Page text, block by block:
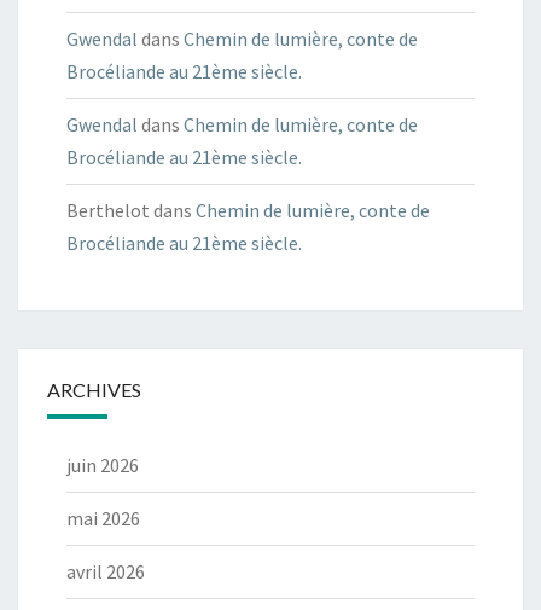
Gwendal dans Chemin de lumière, conte de
Brocéliande au 21ème siècle.
Gwendal dans Chemin de lumière, conte de
Brocéliande au 21ème siècle.
Berthelot dans Chemin de lumière, conte de
Brocéliande au 21ème siècle.
ARCHIVES
juin 2026
mai 2026
avril 2026